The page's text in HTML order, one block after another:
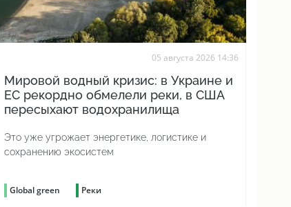
05 августа 2026 14:36
Мировой водный кризис: в Украине и
ЕС рекордно обмелели реки, в США
пересыхают водохранилища
Это уже угрожает энергетике, логистике и
сохранению экосистем
Global green Реки